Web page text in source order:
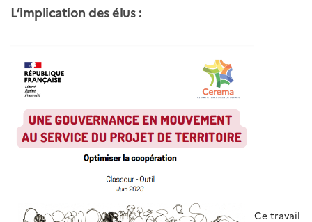
L’implication des élus :
Ce travail